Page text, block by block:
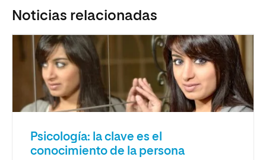
Noticias relacionadas
Psicología: la clave es el
conocimiento de la persona